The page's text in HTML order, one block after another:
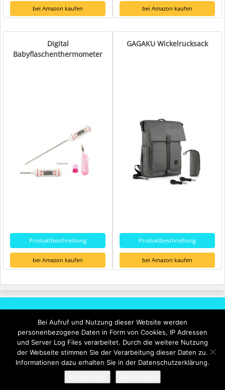
bei Amazon kaufen bei Amazon kaufen
Digital
Babyflaschenthermometer
Produktbeschreibung
bei Amazon kaufen
GAGAKU Wickelrucksack
Produktbeschreibung
bei Amazon kaufen
Rechtliches
Impressum
Datenschutzerklärung
Bei Aufruf und Nutzung dieser Website werden
personenbezogene Daten in Form von Cookies, IP Adressen
und Server Log Files verarbeitet. Durch die weitere Nutzung
der Webseite stimmen Sie der Verarbeitung dieser Daten zu.
Informationen dazu erhalten Sie in der Datenschutzerklärung.